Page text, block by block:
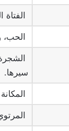
الحب،
سيرها.